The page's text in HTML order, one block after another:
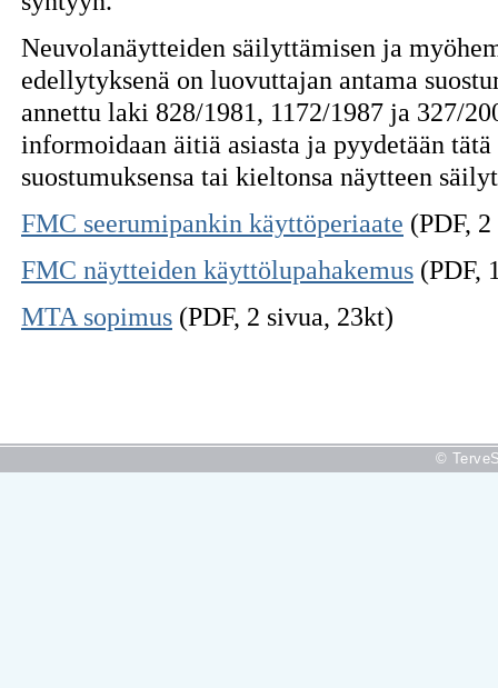
Neuvolanäytteiden säilyttämisen ja
edellytyksenä on luovuttajan antama
annettu laki 828/1981, 1172/1987 ja 327/
informoidaan äitiä asiasta ja pyydetään
suostumuksensa tai kieltonsa näytteen
FMC seerumipankin käyttöperiaate (PDF,
FMC näytteiden käyttölupahakemus (PDF,
MTA sopimus (PDF, 2 sivua, 23kt)
©